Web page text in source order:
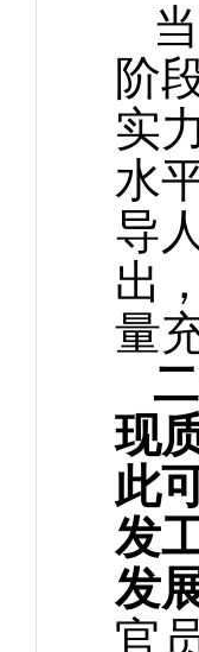
阶
实
水
导
出
量
现
此
发
发
官